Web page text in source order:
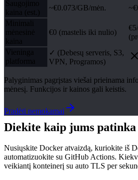
Saugojimo
kaina (est.)
~€0.073/GB/mėn.
Minimali
mėnesinė
kaina
€0 (mastelis iki nulio)
Vieninga
platforma
✓ (Debesų serveris, S3,
VPN, Programos)
Palyginimas pagrįstas viešai prieinama
mėnesį. Funkcijos ir kainos gali keistis.
Pradėti nemokamai
Diekite kaip jums patinka
Nusiųskite Docker atvaizdą, kuriokite iš
automatizuokite su GitHub Actions.
veikiantį konteinerį su auto TLS per